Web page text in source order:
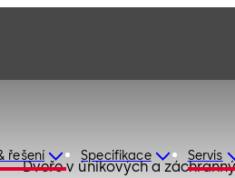
řešení Specifikace Servis
Dveře v únikových a